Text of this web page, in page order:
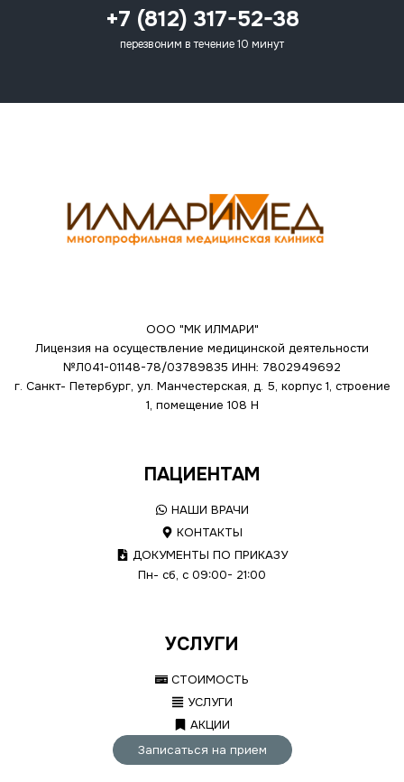
+7 (812) 317-52-38
перезвоним в течение 10 минут
ООО "МК ИЛМАРИ"
Лицензия на осуществление медицинской деятельности
№Л041-01148-78/03789835 ИНН: 7802949692
г. Санкт- Петербург, ул. Манчестерская, д. 5, корпус 1, строение
1, помещение 108 Н
ПАЦИЕНТАМ
НАШИ ВРАЧИ
КОНТАКТЫ
ДОКУМЕНТЫ ПО ПРИКАЗУ
Пн- сб, с 09:00- 21:00
УСЛУГИ
СТОИМОСТЬ
УСЛУГИ
АКЦИИ
Записаться на прием